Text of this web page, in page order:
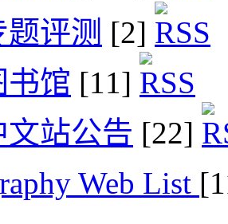
题评测 [2]
书馆 [11]
文站公告 [22]
Web List